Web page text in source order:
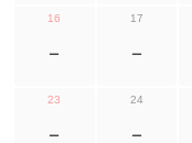
16
ー
17
ー
23
ー
24
ー